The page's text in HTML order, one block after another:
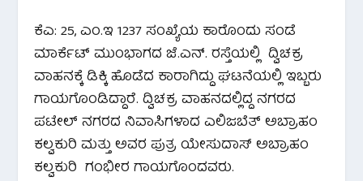
ಕೆಎ: 25, ಎಂ.ಇ 1237 ಸಂಖ್ಯೆಯ ಕಾರೊಂದು ಸಂಡೆ
ಮಾರ್ಕೆಟ್ ಮುಂಭಾಗದ ಜೆ.ಎನ್. ರಸ್ತೆಯಲ್ಲಿ ದ್ವಿಚಕ್ರ
ವಾಹನಕ್ಕೆ ಡಿಕ್ಕಿ ಹೊಡೆದ ಕಾರಾಗಿದ್ದು ಘಟನೆಯಲ್ಲಿ ಇಬ್ಬರು
ಗಾಯಗೊಂಡಿದ್ದಾರೆ. ದ್ವಿಚಕ್ರ ವಾಹನದಲ್ಲಿದ್ದ ನಗರದ
ಪಟೇಲ್ ನಗರದ ನಿವಾಸಿಗಳಾದ ಎಲಿಜಬೆತ್ ಅಬ್ರಾಹಂ
ಕಲ್ವಕುರಿ ಮತ್ತು ಅವರ ಪುತ್ರ ಯೇಸುದಾಸ್ ಅಬ್ರಾಹಂ
ಕಲ್ವಕುರಿ ಗಂಭೀರ ಗಾಯಗೊಂದವರು.